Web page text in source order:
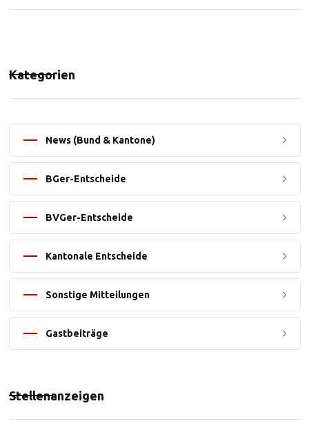
Kategorien
News (Bund & Kantone)
BGer-Entscheide
BVGer-Entscheide
Kantonale Entscheide
Sonstige Mitteilungen
Gastbeiträge
Stellenanzeigen